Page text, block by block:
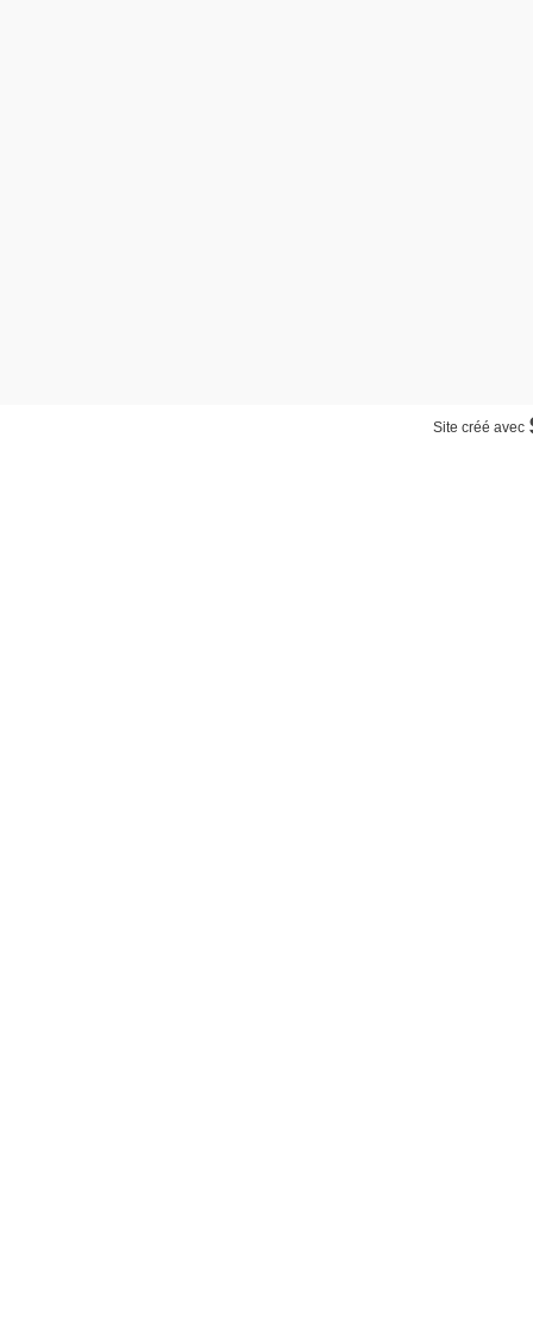
Site créé avec